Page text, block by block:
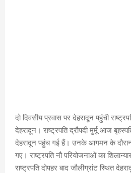
दो दिवसीय प्रवास पर देहरादून पहुंची
देहरादून। राष्ट्रपति द्रौपदी मुर्मू आज
देहरादून पहुंच गई हैं। उनके आगमन के
गए। राष्ट्रपति नौ परियोजनाओं का
राष्ट्रपति दोपहर बाद जौलीग्रांट स्थित